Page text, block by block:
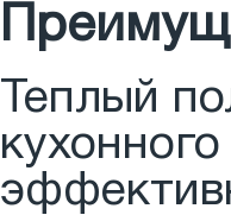
Теплый